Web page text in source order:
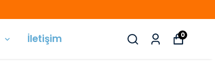
İletişim 0